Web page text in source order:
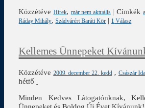
Közzétéve Hírek, már nem aktuális |Címkék
Ráday Mihály,Szádvárért Baráti Kör | 1 Válasz
Kellemes Ünnepeket
Közzétéve 2009. december 22. kedd , Császár
hétfő
Minden Kedves Látogatónknak,
Ünnepeket és Boldog Új Évet Kívánunk!